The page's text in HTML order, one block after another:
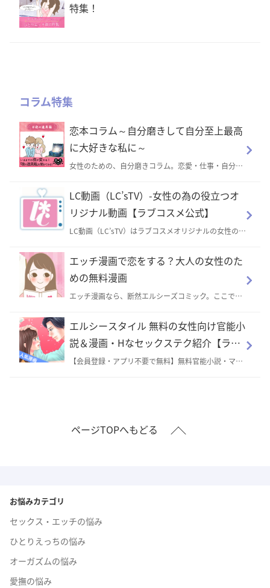
特集！
コラム特集
恋本コラム～自分磨きして自分至上最高
に大好きな私に～
女性のための、自分磨きコラム。恋愛・仕事・自分磨
LC動画（LC’sTV）-女性の為の役立つオ
リジナル動画【ラブコスメ公式】
LC動画（LC’sTV）はラブコスメオリジナルの女性の為
動画まで！外部サイトの広告は無いので、どなたでも
安心してご覧いただけます。
エッチ漫画で恋をする？大人の女性のた
めの無料漫画
エッチ漫画なら、断然エルシーズコミック。ここでし
クまで、女性向けの無料の官能マンガが盛りだくさ
ん。完全オリジナルのエッチなコミックを試し読みも
できます♪投稿作品や実際の体験談に基づいたものな
ど。商品の使い方漫画もあります。
エルシースタイル 無料の女性向け官能小
説＆漫画・Hなセックステク紹介【ラブ
コスメ】
【会員登録・アプリ不要で無料】無料官能小説・マン
ページTOPへもどる
お悩みカテゴリ
セックス・エッチの悩み
ひとりえっちの悩み
オーガズムの悩み
愛撫の悩み